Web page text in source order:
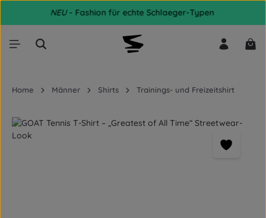
Zum Hauptinhalt springen
NEU- Fashion für echte Schlaeger-Typen
Home Männer Shirts Trainings- und Freizeitshirt
Bildergalerie überspringen